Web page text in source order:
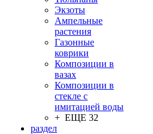
Экзоты
Ампельные
растения
Газонные
коврики
Композиции в
вазах
Композиции в
стекле с
имитацией воды
+ ЕЩЕ 32
раздел